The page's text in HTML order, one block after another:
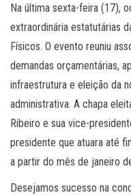
Na última sexta-feira (17),
extraordinária estatutárias
Físicos. O evento reuniu
demandas orçamentárias,
infraestrutura e eleição da
administrativa. A chapa
Ribeiro e sua vice-
presidente que atuara até
a partir do mês de janeiro
Desejamos sucesso na